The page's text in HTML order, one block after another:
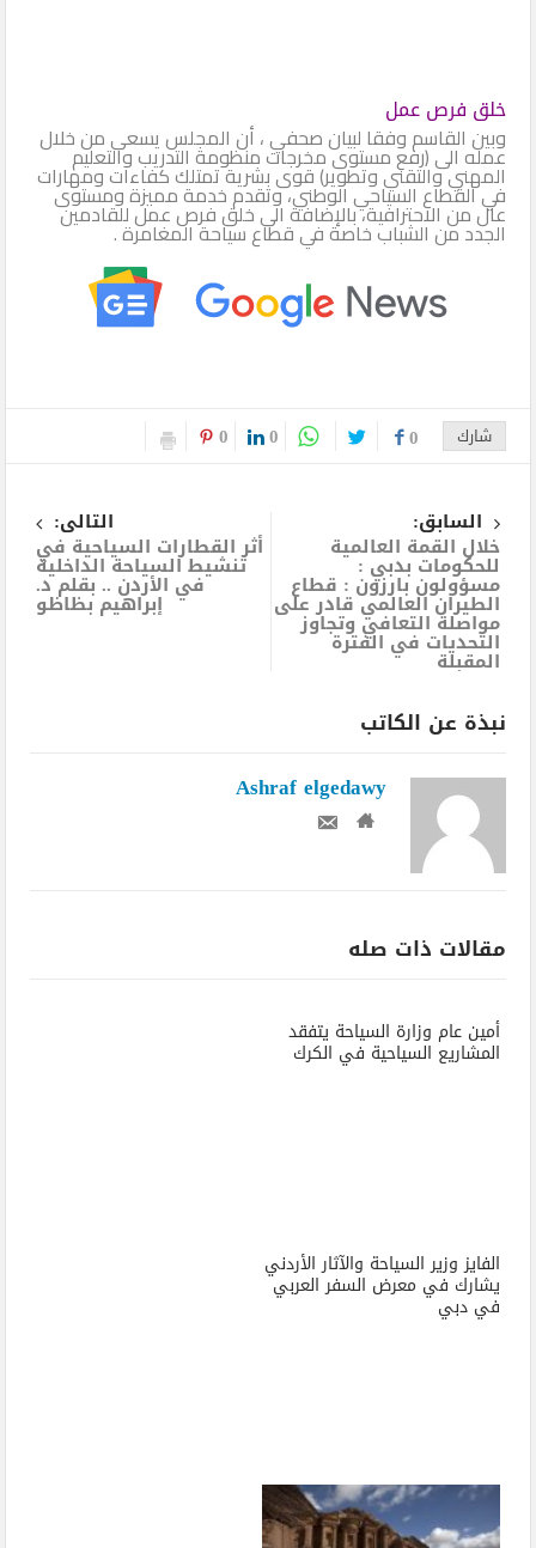
خلق فرص عمل
وبين القاسم وفقا لبيان صحفي ، أن المجلس يسعى من خلال
عمله الى (رفع مستوى مخرجات منظومة التدريب والتعليم
المهني والتقني وتطوير) قوى بشرية تمتلك كفاءات ومهارات
في القطاع السياحي الوطني، وتقدم خدمة مميزة ومستوى
عال من الاحترافية، بالإضافة الى خلق فرص عمل للقادمين
الجدد من الشباب خاصة في قطاع سياحة المغامرة .
شارك 0
0
0
السابق:
خلال القمة العالمية
للحكومات بدبي :
مسؤولون بارزون : قطاع
الطيران العالمي قادر على
مواصلة التعافي وتجاوز
التحديات في الفترة
المقبلة
التالى:
أثر القطارات السياحية في
تنشيط السياحة الداخلية
في الأردن .. بقلم د.
إبراهيم بظاظو
نبذة عن الكاتب
Ashraf elgedawy
مقالات ذات صله
أمين عام وزارة السياحة يتفقد
المشاريع السياحية في الكرك
الفايز وزير السياحة والآثار الأردني
يشارك في معرض السفر العربي
في دبي